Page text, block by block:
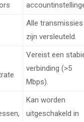
Alle transmissies
zijn versleuteld.
Vereist een
verbinding (>5
Mbps).
Kan worden
uitgeschakeld in